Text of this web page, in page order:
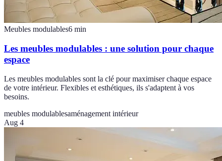
Meubles modulables6 min
Les meubles modulables : une solution pour chaque
espace
Les meubles modulables sont la clé pour maximiser chaque espace
de votre intérieur. Flexibles et esthétiques, ils s'adaptent à vos
besoins.
meubles modulablesaménagement intérieur
Aug 4